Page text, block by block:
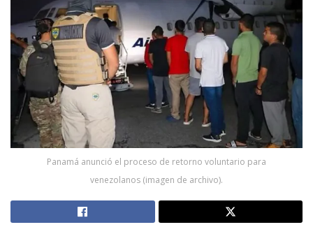
Panamá anunció el proceso de retorno voluntario para
venezolanos (imagen de archivo).